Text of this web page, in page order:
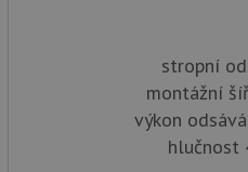
stropní
montážní
výkon
hlučnost